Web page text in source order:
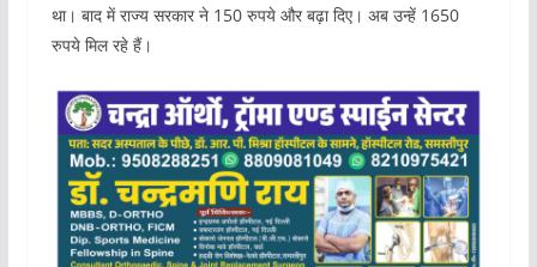
था। बाद में राज्य सरकार ने 150 रुपये और बढ़ा दिए। अब उन्हें 1650
रुपये मिल रहे हैं।